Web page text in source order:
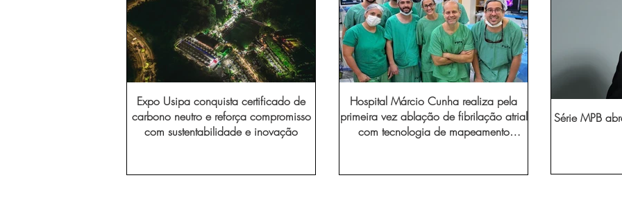
Expo Usipa conquista certificado de
carbono neutro e reforça compromisso
com sustentabilidade e inovação
Hospital Márcio Cunha realiza pela
primeira vez ablação de fibrilação atrial
com tecnologia de mapeamento
Série MPB